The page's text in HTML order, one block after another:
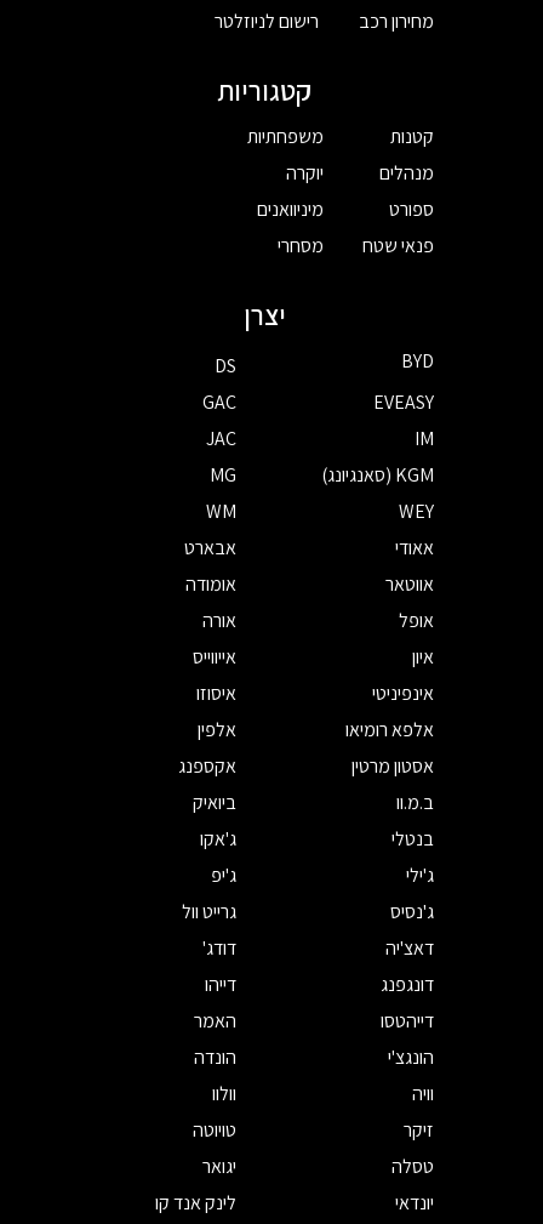
מחירון רכב
רישום לניוזלטר
קטגוריות
קטנות
מנהלים
ספורט
פנאי שטח
משפחתיות
יוקרה
מיניוואנים
מסחרי
יצרן
BYD
DS
EVEASY
GAC
IM
JAC
KGM (סאנגיונג)
MG
WEY
WM
אאודי
אבארט
אווטאר
אומודה
אופל
אורה
איון
אייווייס
אינפיניטי
איסוזו
אלפא רומיאו
אלפין
אסטון מרטין
אקספנג
ב.מ.וו
ביואיק
בנטלי
ג'אקו
ג'ילי
ג'יפ
ג'נסיס
גרייט וול
דאצ'יה
דודג'
דונגפנג
דייהו
דייהטסו
האמר
הונגצ'י
הונדה
וויה
וולוו
זיקר
טויוטה
טסלה
יגואר
יונדאי
לינק אנד קו